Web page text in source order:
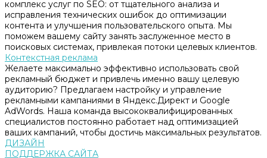
комплекс услуг по SEO: от тщательного анализа и
исправления технических ошибок до оптимизации
контента и улучшения пользовательского опыта. Мы
поможем вашему сайту занять заслуженное место в
поисковых системах, привлекая потоки целевых клиентов.
Контекстная реклама
Желаете максимально эффективно использовать свой
рекламный бюджет и привлечь именно вашу целевую
аудиторию? Предлагаем настройку и управление
рекламными кампаниями в Яндекс.Директ и Google
AdWords. Наша команда высококвалифицированных
специалистов постоянно работает над оптимизацией
ваших кампаний, чтобы достичь максимальных результатов.
ДИЗАЙН
ПОДДЕРЖКА САЙТА